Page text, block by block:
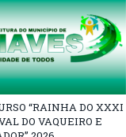
“RAINHA DO XXXI
DO VAQUEIRO E